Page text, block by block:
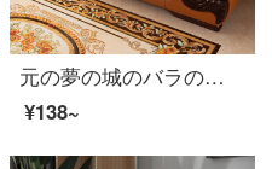
元の夢の城のバラの毛の绒の皮のソファーの敷き物の1+2+3冬季滑り止めの組み合わせの皮のソファーのカバーの全カバーの万能カバーの厚い旧式の皮のソファーのクッションのソファーのカバーのソファーのタオルの色の55*55 cm中間の折り目がなくて、タオルを支えますとし...
¥138~